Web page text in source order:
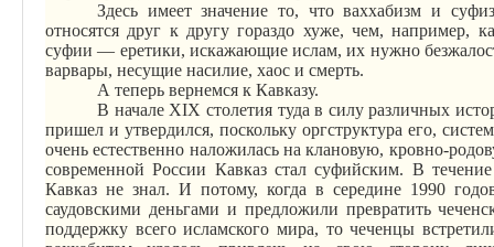
Здесь имеет значение то, что ваххабизм и
относятся друг к другу гораздо хуже, чем, например,
суфии — еретики, искажающие ислам, их нужно
варвары, несущие насилие, хаос и смерть.
А теперь вернемся к Кавказу.
В начале XIX столетия туда в силу различных
пришел и утвердился, поскольку оргструктура его,
очень естественно наложиласьна клановую, кровно-
современной России Кавказ сталсуфийским. В течение
Кавказ не знал. И потому, когда в середине 1990
саудовскими деньгами и предложили превратить
поддержку всего исламского мира, то чеченцы